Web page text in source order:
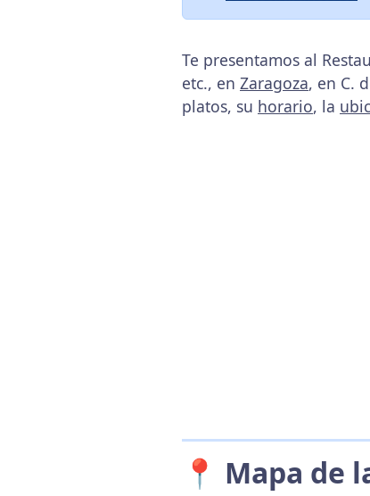
Te presentamos al
etc., en Zaragoza, en C.
platos, su horario, la
📍 Mapa de